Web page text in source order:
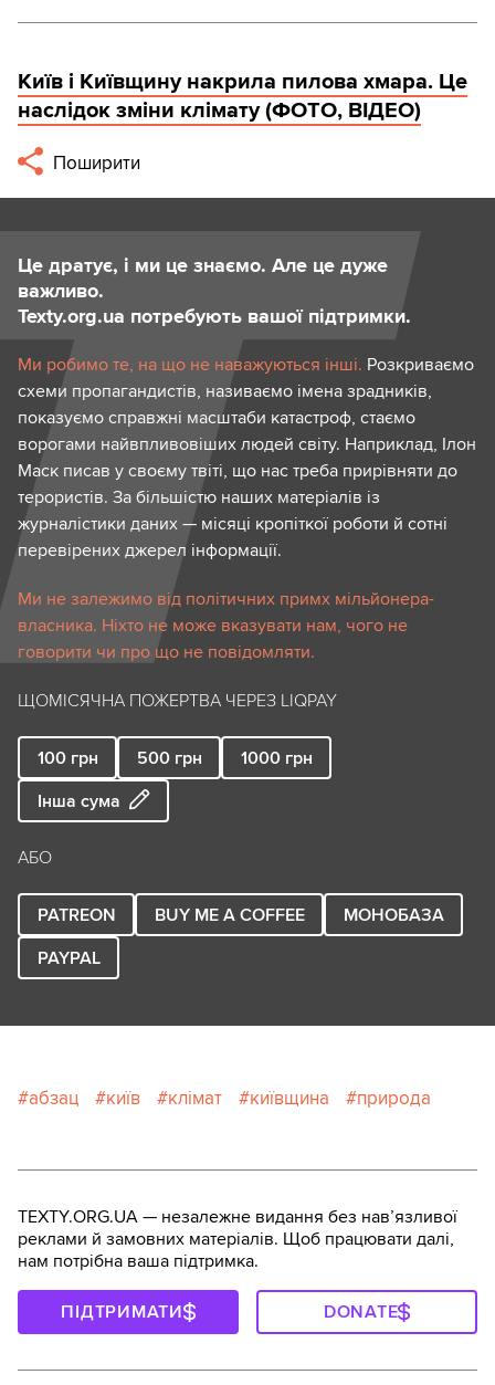
Київ і Київщину накрила пилова хмара. Це
наслідок зміни клімату (ФОТО, ВІДЕО)
Поширити
Це дратує, і ми це знаємо. Але це дуже
важливо.
Texty.org.ua потребують вашої підтримки.
Ми робимо те, на що не наважуються інші. Розкриваємо
схеми пропагандистів, називаємо імена зрадників,
показуємо справжні масштаби катастроф, стаємо
ворогами найвпливовіших людей світу. Наприклад, Ілон
Маск писав у своєму твіті, що нас треба прирівняти до
терористів. За більшістю наших матеріалів із
журналістики даних — місяці кропіткої роботи й сотні
перевірених джерел інформації.
Ми не залежимо від політичних примх мільйонера-
власника. Ніхто не може вказувати нам, чого не
говорити чи про що не повідомляти.
ЩОМІСЯЧНА ПОЖЕРТВА ЧЕРЕЗ LIQPAY
100 грн 500 грн 1000 грн
Інша сума
АБО
PATREON BUY ME A COFFEE
МОНОБАЗА
PAYPAL
абзац київ клімат київщина природа
TEXTY.ORG.UA — незалежне видання без навʼязливої
реклами й замовних матеріалів. Щоб працювати далі,
нам потрібна ваша підтримка.
ПІДТРИМАТИ DONATE